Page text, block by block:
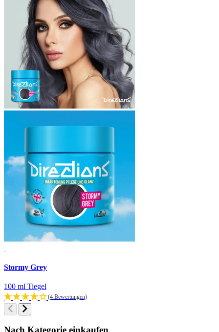
Stormy Grey
100 ml Tiegel
(4 Bewertungen)
Nach Kategorie einkaufen